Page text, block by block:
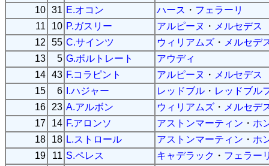
10 31 E.オコン ハース ・ フェラーリ
11
10 P.ガスリー アルピーヌ ・ メルセデス
12
55 C.サインツ ウィリアムズ ・ メルセデ
13
5 G.ボルトレート
アウディ
14 43 F.コラピント アルピーヌ ・ メルセデス
15
6 I.ハジャー レッドブル ・ レッドブル
16
23 A.アルボン ウィリアムズ ・ メルセデ
17
14 F.アロンソ アストンマーティン ・ ホ
18
18 L.ストロール アストンマーティン ・ ホ
19
11 S.ペレス キャデラック ・ フェラー